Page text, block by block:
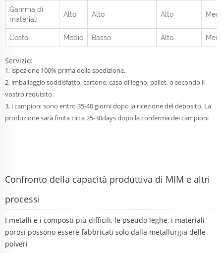
Gamma di
materiali
Alto Alto Alto
Costo Medio Basso Alto
Servizio:
1, ispezione 100% prima della spedizione.
2, imballaggio soddisfatto, cartone, caso di legno, pallet, o secondo il
vostro requisito.
3, i campioni sono entro 35-40 giorni dopo la ricezione del deposito. La
produzione sarà finita circa 25-30days dopo la conferma dei campioni
Confronto della capacità produttiva di MIM e altri
processi
I metalli e i composti più difficili, le pseudo leghe, i materiali
porosi possono essere fabbricati solo dalla metallurgia delle
polveri